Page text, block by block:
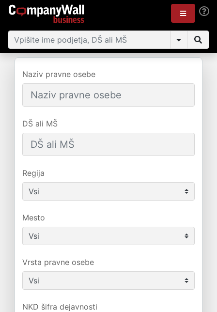
Naziv pravne osebe
DŠ ali MŠ
Regija
Mesto
Vrsta pravne osebe
NKD šifra dejavnosti